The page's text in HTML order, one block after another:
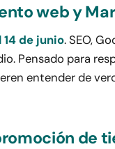
web y
14 de junio. SEO,
Pensado para
entender de
de